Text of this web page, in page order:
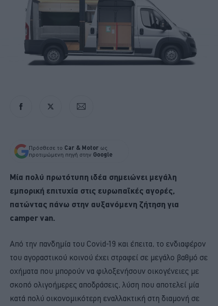
Πρόσθεσε το Car & Motor ως
προτιμώμενη πηγή στην Google
Μία πολύ πρωτότυπη ιδέα σημειώνει μεγάλη
εμπορική επιτυχία στις ευρωπαϊκές αγορές,
πατώντας πάνω στην αυξανόμενη ζήτηση για
camper van.
Από την πανδημία του Covid-19 και έπειτα, το ενδιαφέρον
του αγοραστικού κοινού έχει στραφεί σε μεγάλο βαθμό σε
οχήματα που μπορούν να φιλοξενήσουν οικογένειες με
σκοπό ολιγοήμερες αποδράσεις, λύση που αποτελεί μία
κατά πολύ οικονομικότερη εναλλακτική στη διαμονή σε